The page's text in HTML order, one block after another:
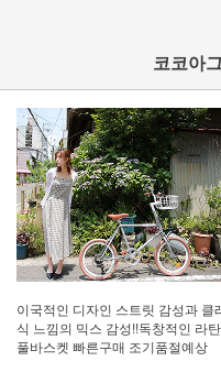
코코아
이국적인 디자인 스트릿 감성과 클
식 느낌의 믹스 감성!!독창적인 라탄
풀바스켓 빠른구매 조기품절예상